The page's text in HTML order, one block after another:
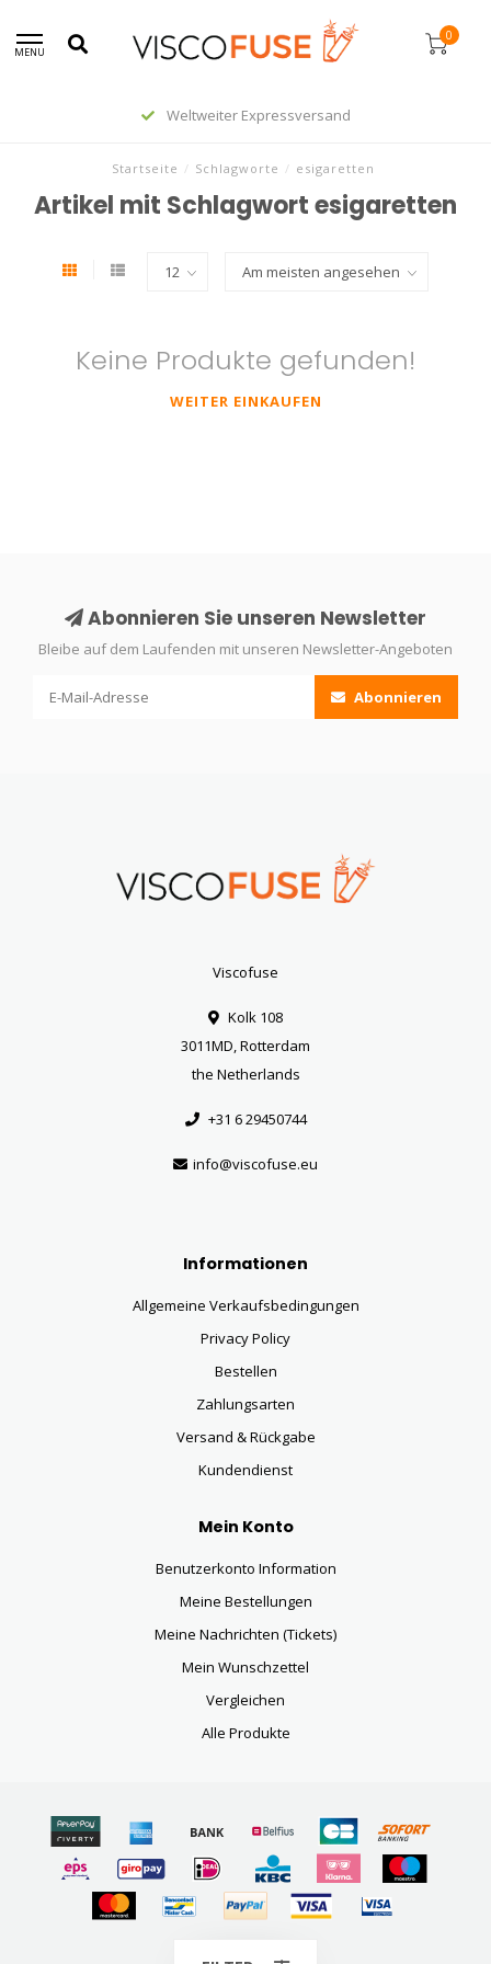
MENU
0
Weltweiter Expressversand
Startseite / Schlagworte / esigaretten
Artikel mit Schlagwort esigaretten
Keine Produkte gefunden!
WEITER EINKAUFEN
Abonnieren Sie unseren Newsletter
Bleibe auf dem Laufenden mit unseren Newsletter-Angeboten
Abonnieren
Viscofuse
Kolk 108
3011MD, Rotterdam
the Netherlands
+31 6 29450744
info@viscofuse.eu
Informationen
Allgemeine Verkaufsbedingungen
Privacy Policy
Bestellen
Zahlungsarten
Versand & Rückgabe
Kundendienst
Mein Konto
Benutzerkonto Information
Meine Bestellungen
Meine Nachrichten (Tickets)
Mein Wunschzettel
Vergleichen
Alle Produkte
© Copyright 2026